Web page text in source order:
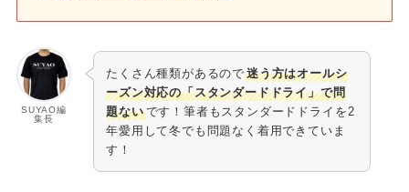
SUYAO編
集長
たくさん種類があるので迷う方はオールシ
ーズン対応の「スタンダードドライ」で問
題ないです！筆者もスタンダードドライを2
年愛用して冬でも問題なく着用できていま
す！